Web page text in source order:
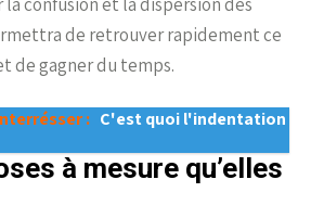
de retrouver rapidement ce
de gagner du temps.
: C'est quoi l'indentation
à mesure qu’elles